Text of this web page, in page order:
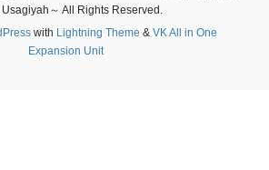
～ All Rights Reserved.
with Lightning Theme & VK All in One
Expansion Unit